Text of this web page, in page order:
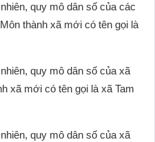
quy mô dân số của các
thành xã mới có tên gọi là
quy mô dân số của xã
xã mới có tên gọi là xã Tam
quy mô dân số của xã